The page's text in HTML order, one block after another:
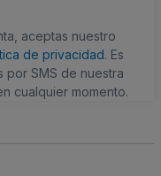
aceptas nuestro
de privacidad. Es
SMS de nuestra
cualquier momento.